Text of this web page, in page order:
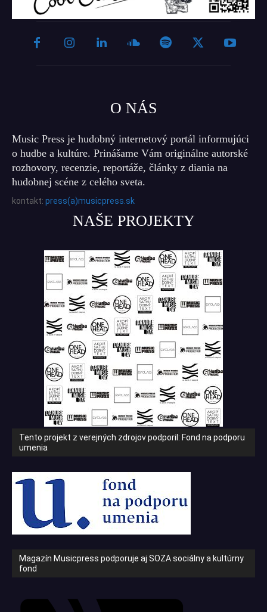
O NÁS
Music Press je hudobný internetový portál informujúci
o hudbe a kultúre. Prinášame Vám originálne autorské
rozhovory, recenzie, reportáže, články z diania na
hudobnej scéne z celého sveta.
kontakt: press(a)musicpress.sk
NAŠE PROJEKTY
Tento projekt z verejných zdrojov podporil: Fond na podporu
umenia
Magazín Musicpress podporuje aj SOZA sociálny a kultúrny
fond